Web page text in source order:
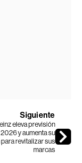
Siguiente
eleva previsión
y aumenta su
revitalizar sus
marcas